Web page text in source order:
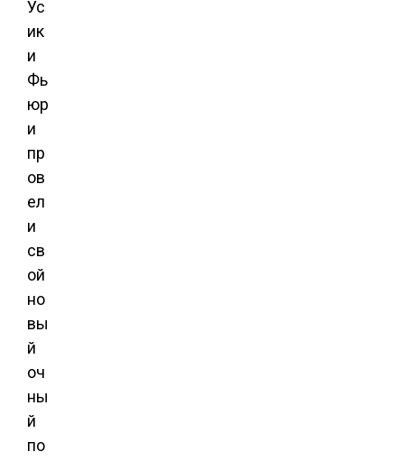
Ус
ик
и
Фь
юр
и
пр
ов
ел
и
св
ой
но
вы
й
оч
ны
й
по